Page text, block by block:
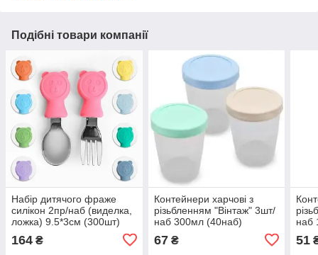
Подібні товари компанії
Набір дитячого фраже
силікон 2пр/наб (виделка,
ложка) 9.5*3см (300шт)
164 ₴
Контейнери харчові з
різьбленням "Вінтаж" 3шт/
наб 300мл (40наб)
67₴
наб
51